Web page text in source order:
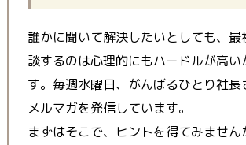
誰かに聞いて解決したいとしても、
談するのは心理的にもハードルが高い
す。毎週水曜日、がんばるひとり社長
メルマガを発信しています。
まずはそこで、ヒントを得てみません